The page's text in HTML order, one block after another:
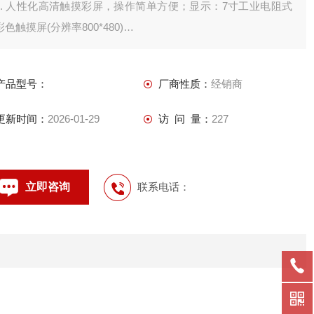
人性化高清触摸彩屏，操作简单方便；显示：7寸工业电阻式
色触摸屏(分辨率800*480)
自动生成称重记录，和各种管理报表；
显示:7寸触摸屏(分辨率800*480)；
品型号： 厂商性质： 经销商
新时间： 2026-01-29 访 问 量： 227
立即咨询 联系电话：